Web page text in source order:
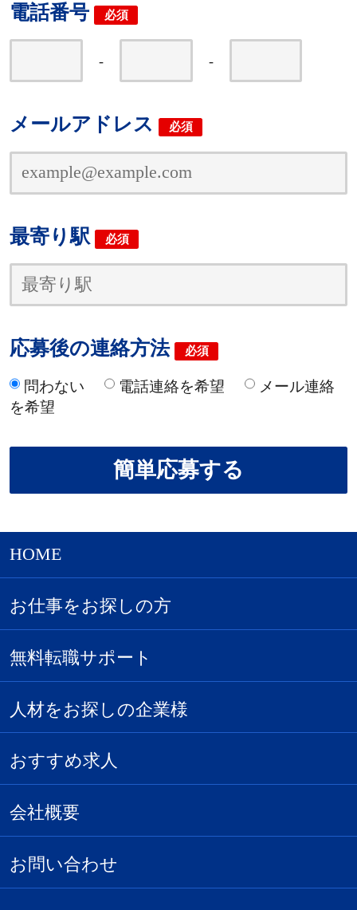
電話番号 必須
- -
メールアドレス 必須
最寄り駅 必須
応募後の連絡方法 必須
問わない 電話連絡を希望
メール連絡
を希望
HOME
お仕事をお探しの方
無料転職サポート
人材をお探しの企業様
おすすめ求人
会社概要
お問い合わせ